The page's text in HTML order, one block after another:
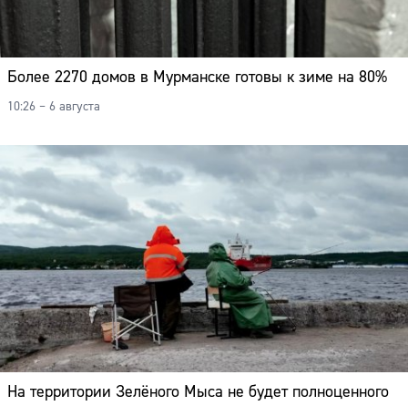
Более 2270 домов в Мурманске готовы к зиме на 80%
10:26 – 6 августа
На территории Зелёного Мыса не будет полноценного